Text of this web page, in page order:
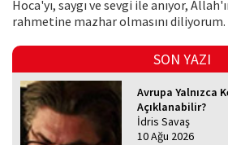
Hoca'yı, saygı ve sevgi ile anıyor,
rahmetine mazhar olmasını diliyorum.
SON YAZI
Avrupa Yalnızca
Açıklanabilir?
İdris Savaş
10 Ağu 2026